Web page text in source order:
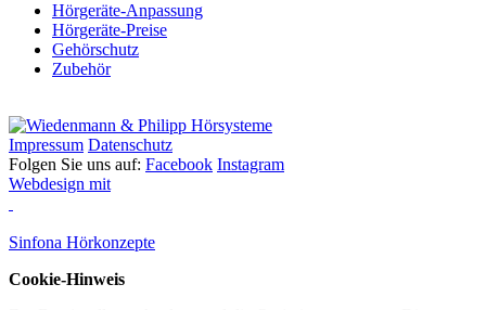
Hörgeräte-Anpassung
Hörgeräte-Preise
Gehörschutz
Zubehör
Impressum Datenschutz
Folgen Sie uns auf: Facebook Instagram
Webdesign mit
Sinfona Hörkonzepte
Cookie-Hinweis